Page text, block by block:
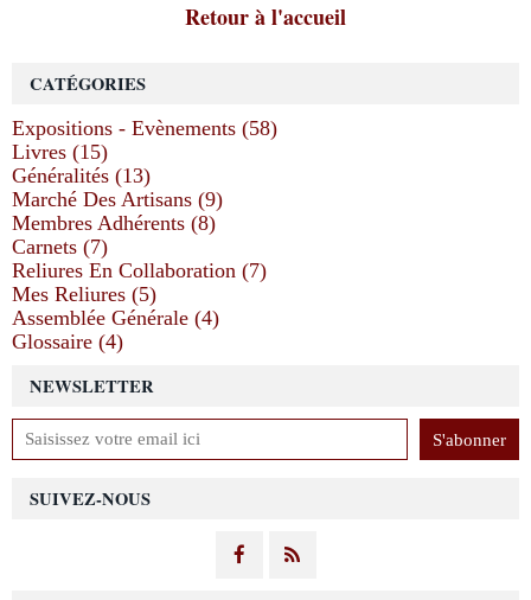
NEWSLETTER
SUIVEZ-NOUS
CATÉGORIES
Expositions - Evènements (58)
Livres (15)
Généralités (13)
Marché Des Artisans (9)
Membres Adhérents (8)
Carnets (7)
Reliures En Collaboration (7)
Mes Reliures (5)
Assemblée Générale (4)
Glossaire (4)
Retour à l'accueil